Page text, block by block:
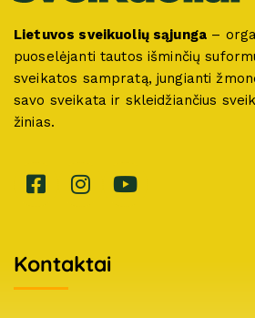
Lietuvos sveikuolių sąjunga –
puoselėjanti tautos išminčių
sveikatos sampratą, jungianti
savo sveikata ir skleidžiančius
žinias.
Kontaktai